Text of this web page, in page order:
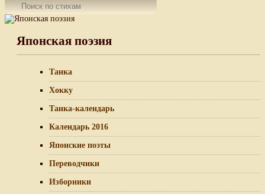
Японская поэзия
Танка
Хокку
Танка-календарь
Календарь 2016
Японские поэты
Переводчики
Изборники